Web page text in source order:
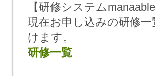
【研修システム
現在お申し込みの研修
けます。
研修一覧